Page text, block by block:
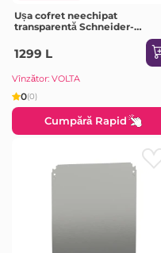
Ușa cofret neechipat
transparentă Schneider-
Electric PRA16324 550 x 600 x
20 mm
1299 L
Vînzător: VOLTA
0(0)
Cumpără Rapid